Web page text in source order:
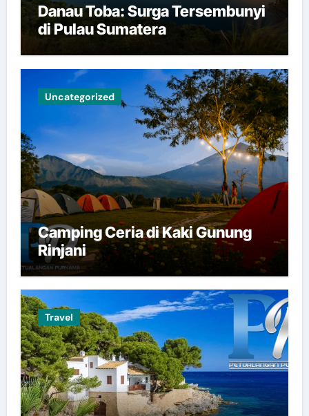
Danau Toba: Surga Tersembunyi
di Pulau Sumatera
Uncategorized
Camping Ceria di Kaki Gunung
Rinjani
Travel